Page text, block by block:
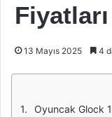
13 Mayıs 2025 4
Oyuncak Glock